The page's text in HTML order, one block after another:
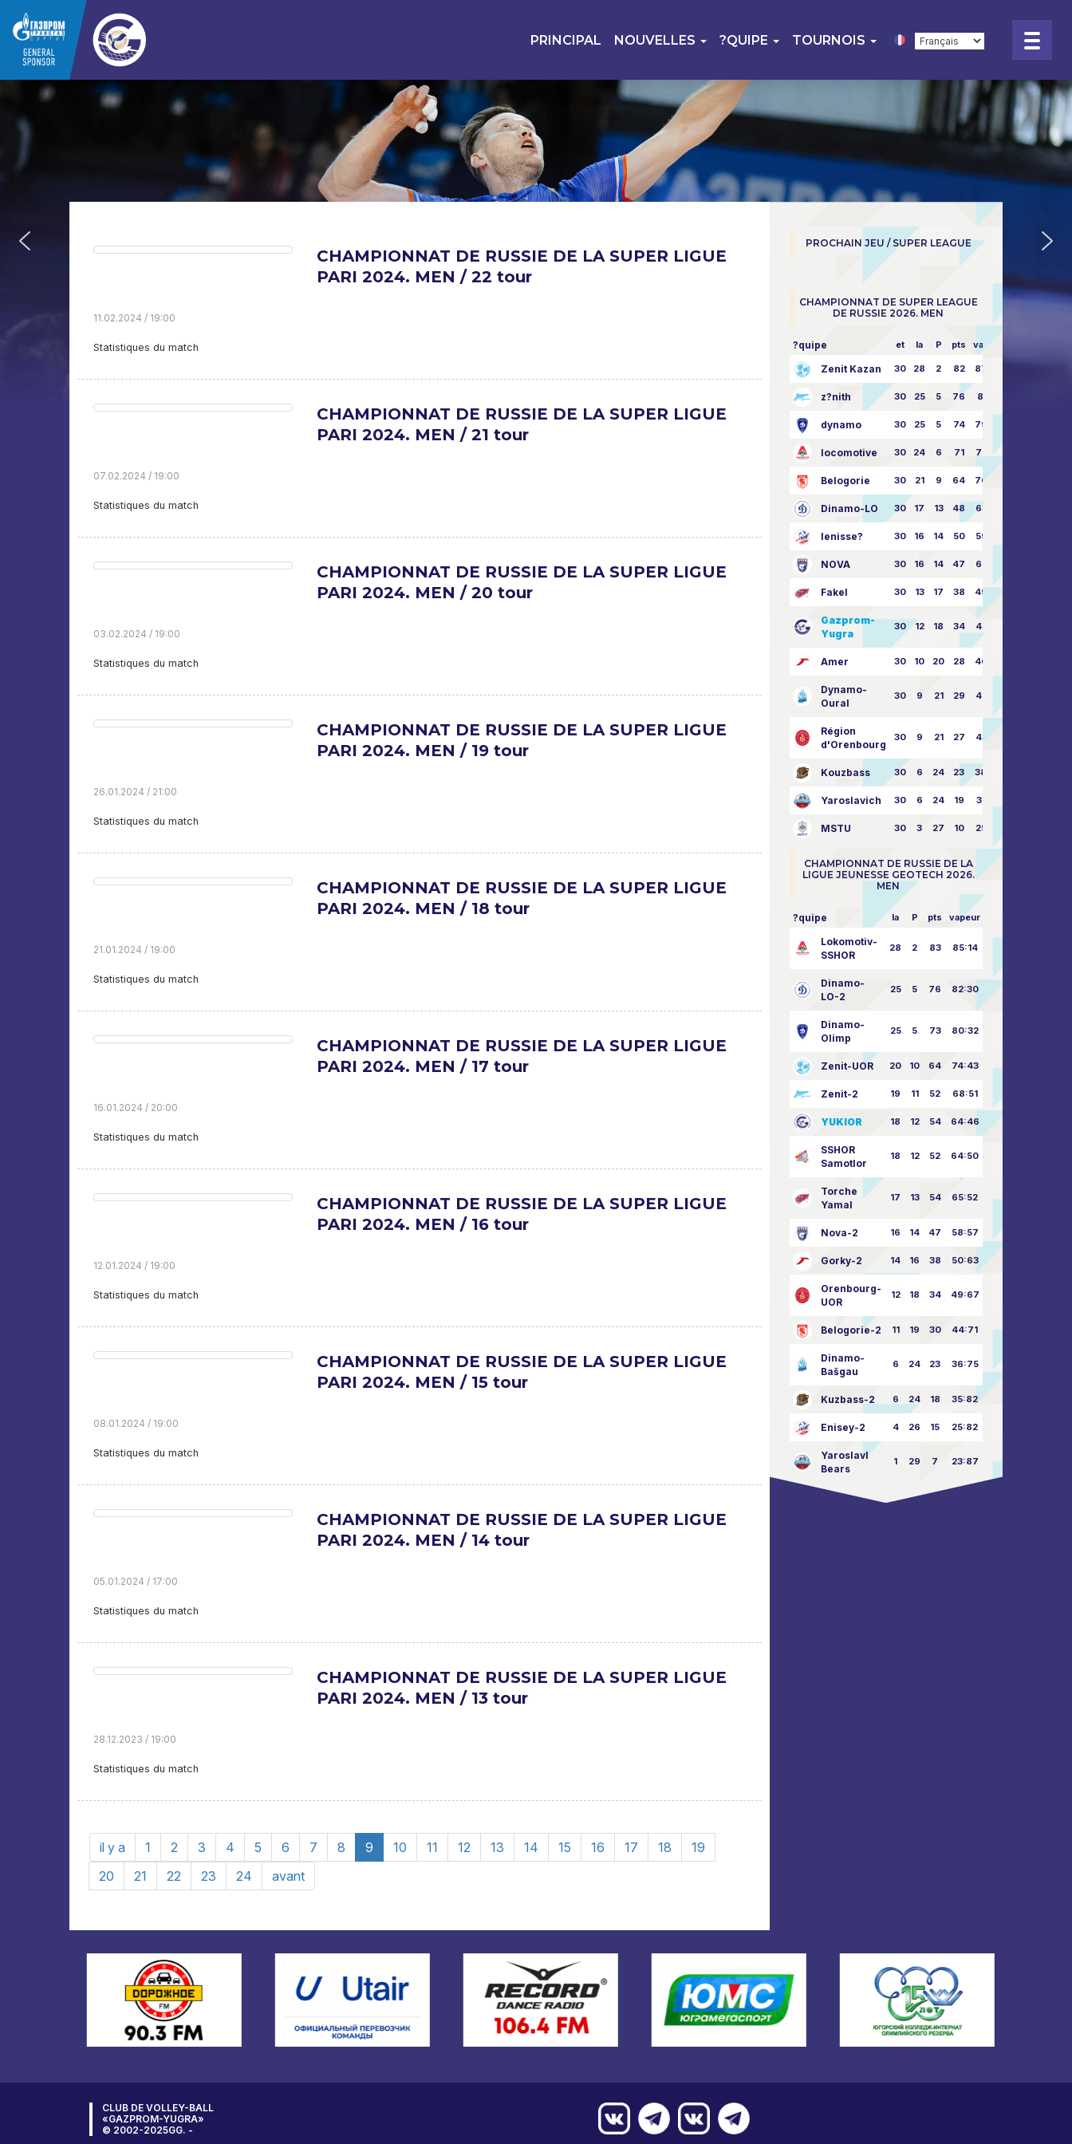
PRINCIPAL NOUVELLES ?QUIPE TOURNOIS
CHAMPIONNAT DE RUSSIE DE LA SUPER LIGUE
PARI 2024. MEN / 22 tour
11.02.2024 / 19:00
Statistiques du match
CHAMPIONNAT DE RUSSIE DE LA SUPER LIGUE
PARI 2024. MEN / 21 tour
07.02.2024 / 19:00
Statistiques du match
CHAMPIONNAT DE RUSSIE DE LA SUPER LIGUE
PARI 2024. MEN / 20 tour
03.02.2024 / 19:00
Statistiques du match
CHAMPIONNAT DE RUSSIE DE LA SUPER LIGUE
PARI 2024. MEN / 19 tour
26.01.2024 / 21:00
Statistiques du match
CHAMPIONNAT DE RUSSIE DE LA SUPER LIGUE
PARI 2024. MEN / 18 tour
21.01.2024 / 19:00
Statistiques du match
CHAMPIONNAT DE RUSSIE DE LA SUPER LIGUE
PARI 2024. MEN / 17 tour
16.01.2024 / 20:00
Statistiques du match
CHAMPIONNAT DE RUSSIE DE LA SUPER LIGUE
PARI 2024. MEN / 16 tour
12.01.2024 / 19:00
Statistiques du match
CHAMPIONNAT DE RUSSIE DE LA SUPER LIGUE
PARI 2024. MEN / 15 tour
08.01.2024 / 19:00
Statistiques du match
CHAMPIONNAT DE RUSSIE DE LA SUPER LIGUE
PARI 2024. MEN / 14 tour
05.01.2024 / 17:00
Statistiques du match
CHAMPIONNAT DE RUSSIE DE LA SUPER LIGUE
PARI 2024. MEN / 13 tour
28.12.2023 / 19:00
Statistiques du match
il y a 1 2 3 4 5 6 7 8 9 10 11 12 13 14 15 16 17 18
19
20
21 22 23 24 avant
PROCHAIN JEU / SUPER LEAGUE
CHAMPIONNAT DE SUPER LEAGUE
DE RUSSIE 2026. MEN
?quipe et la P pts vapeur
Zenit Kazan 30 28 2 82 87:24
z?nith 30 25 5 76 81:21
dynamo 30 25 5 74 79:26
locomotive 30 24 6 71 77:33
Belogorie 30 21 9 64 70:40
Dinamo-LO 30 17 13 48 63:57
Ienisse? 30 16 14 50 59:53
NOVA 30 16 14 47 62:58
Fakel 30 13 17 38 49:62
Gazprom-
Yugra
30 12 18 34 45:63
Amer 30 10 20 28 46:73
Dynamo-
Oural
30 9 21 29 41:70
Région
d'Orenbourg
30 9 21 27 43:73
Kouzbass 30 6 24 23 38:76
Yaroslavich 30 6 24 19 31:80
MSTU 30 3 27 10 25:87
CHAMPIONNAT DE RUSSIE DE LA
LIGUE JEUNESSE GEOTECH 2026.
MEN
?quipe la P pts vapeur
Lokomotiv-
SSHOR
28 2 83 85:14
Dinamo-
LO-2
25 5 76 82:30
Dinamo-
Olimp
25 5 73 80:32
Zenit-UOR 20 10 64 74:43
Zenit-2 19 11 52 68:51
YUKIOR 18 12 54 64:46
SSHOR
Samotlor
18 12 52 64:50
Torche
Yamal
17 13 54 65:52
Nova-2 16 14 47 58:57
Gorky-2 14 16 38 50:63
Orenbourg-
UOR
12 18 34 49:67
Belogorie-2 11 19 30 44:71
Dinamo-
Bašgau
6 24 23 36:75
Kuzbass-2 6 24 18 35:82
Enisey-2 4 26 15 25:82
Yaroslavl
Bears
1 29 7 23:87
CLUB DE VOLLEY-BALL
«GAZPROM-YUGRA»
© 2002-2025GG. -